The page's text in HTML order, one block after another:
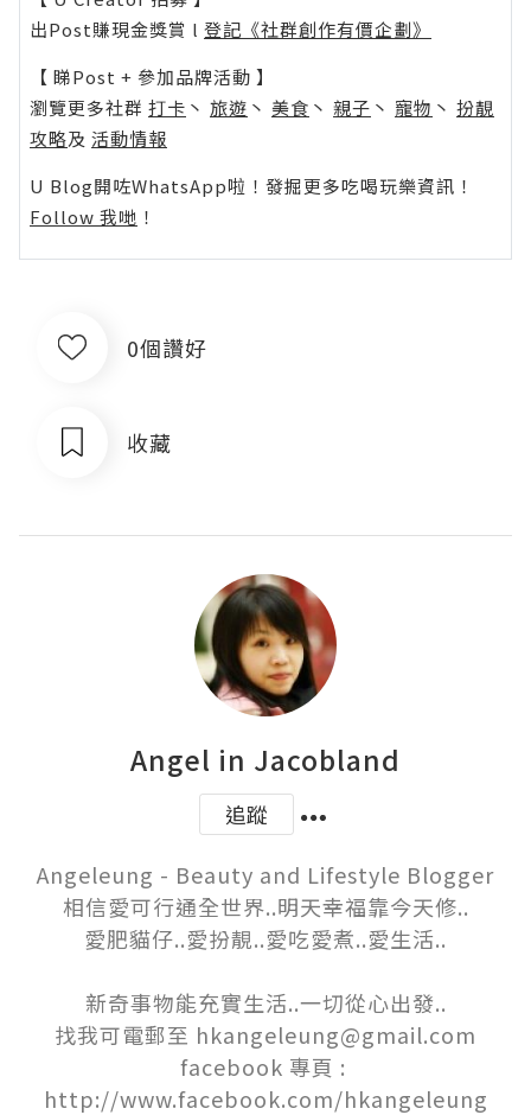
出Post賺現金獎賞 l 登記《社群創作有價企劃》
【 睇Post + 參加品牌活動 】
瀏覽更多社群 打卡 丶 旅遊 丶 美食 丶 親子 丶 寵物 丶 扮靚
攻略及 活動情報
U Blog開咗WhatsApp啦！發掘更多吃喝玩樂資訊！
Follow 我哋 ！
0個讚好
收藏
Angel in Jacobland
追蹤
Angeleung - Beauty and Lifestyle Blogger
相信愛可行通全世界..明天幸福靠今天修..
愛肥貓仔..愛扮靚..愛吃愛煮..愛生活..
新奇事物能充實生活..一切從心出發..
找我可電郵至 hkangeleung@gmail.com
facebook 專頁 :
http://www.facebook.com/hkangeleung